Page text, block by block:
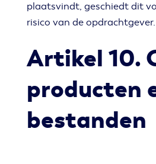
plaatsvindt, geschiedt dit
risico van de opdrachtgever.
Artikel 10.
producten
bestanden